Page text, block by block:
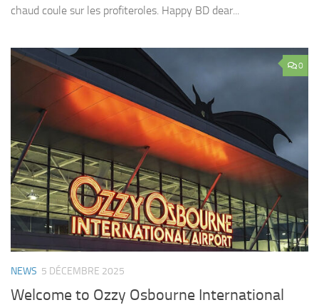
chaud coule sur les profiteroles. Happy BD dear...
0
NEWS 5 DÉCEMBRE 2025
Welcome to Ozzy Osbourne International